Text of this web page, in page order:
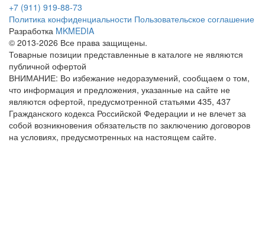
+7 (911) 919-88-73
Политика конфиденциальности Пользовательское соглашение
Разработка MKMEDIA
© 2013-2026 Все права защищены.
Товарные позиции представленные в каталоге не являются
публичной офертой
ВНИМАНИЕ: Во избежание недоразумений, сообщаем о том,
что информация и предложения, указанные на сайте не
являются офертой, предусмотренной статьями 435, 437
Гражданского кодекса Российской Федерации и не влечет за
собой возникновения обязательств по заключению договоров
на условиях, предусмотренных на настоящем сайте.